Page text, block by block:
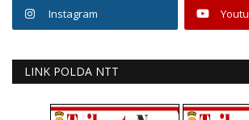
Instagram
LINK POLDA NTT